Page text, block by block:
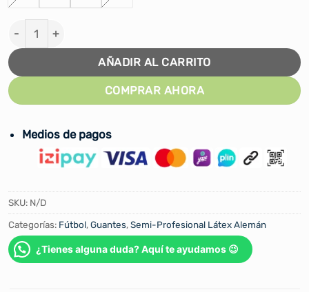
Guantes de Arquero Fútbol Leader - Amarillo cantidad
AÑADIR AL CARRITO
COMPRAR AHORA
Medios de pagos
SKU: N/D
Categorías: Fútbol,Guantes,Semi-Profesional Látex Alemán
¿Tienes alguna duda? Aquí te ayudamos 😉